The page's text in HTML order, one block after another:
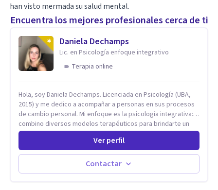
han visto mermada su salud mental.
Encuentra los mejores profesionales cerca de ti
Daniela Dechamps
Lic. en Psicología enfoque integrativo
Terapia online
Hola, soy Daniela Dechamps. Licenciada en Psicología (UBA,
2015) y me dedico a acompañar a personas en sus procesos
de cambio personal. Mi enfoque es la psicología integrativa:
combino diversos modelos terapéuticos para brindarte un
espacio humano, seguro y libre de juicios, donde construimos
juntas las herramientas prácticas que necesitas para tu
bienestar en el día a día. Aunque mi formación inicial es en
Terapia Cognitiva, he incorporado enfoques como el
Mindfulness y la Terapia de Aceptación y Compromiso (ACT),
Ver perfil
Contactar